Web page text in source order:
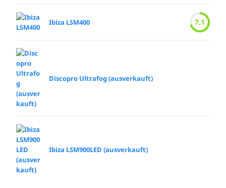
Ibiza LSM400 7.1
Discopro Ultrafog (ausverkauft)
Ibiza LSM900LED (ausverkauft)